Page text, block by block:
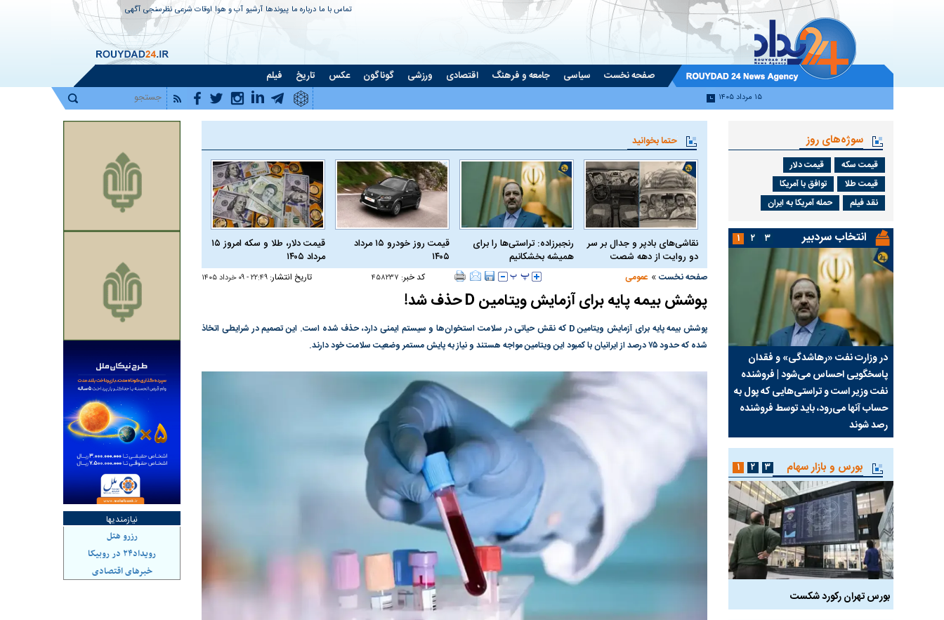
تماس با ما درباره ما پیوندها آرشیو آب و هوا اوقات شرعی نظرسنجی آگهی
صفحه نخست سیاسی جامعه و فرهنگ اقتصادی ورزشی گوناگون عکس تاریخ فیلم
۱۵ مرداد ۱۴۰۵
حتما بخوانید
نقاشی‌های بادپر و جدال بر سر
دو روایت از دهه شصت
رنجبرزاده: تراستی‌ها را برای
همیشه بخشکانیم
قیمت روز خودرو ۱۵ مرداد
۱۴۰۵
قیمت دلار، طلا و سکه امروز ۱۵
مرداد ۱۴۰۵
صفحه نخست » عمومی کد خبر: ۴۵۸۲۳۷ تاریخ انتشار: ۲۲:۴۹ - ۰۹ خرداد ۱۴۰۵
پوشش بیمه پایه برای آزمایش ویتامین D حذف شد!
پوشش بیمه پایه برای آزمایش ویتامین D که نقش حیاتی در سلامت استخوان‌ها و سیستم ایمنی دارد، حذف شده است. این تصمیم در شرایطی اتخاذ
شده که حدود ۷۵ درصد از ایرانیان با کمبود این ویتامین مواجه هستند و نیاز به پایش مستمر وضعیت سلامت خود دارند.
سوژه‌های روز
قیمت سکه
قیمت دلار
قیمت طلا
توافق با آمریکا
نقد فیلم
حمله آمریکا به ایران
انتخاب سردبیر
در وزارت نفت «رهاشدگی» و فقدان
پاسخگویی احساس می‌شود | فروشنده
نفت وزیر است و تراستی‌هایی که پول به
حساب آنها می‌رود، باید توسط فروشنده
رصد شوند
نابودی محور مقاومت تعبیر نشد؟ | پشت
پرده تجارت پهپاد‌ ۱۵۰۰ دلاری که
کمپین نه به اعدام
پاسخگویی احساس می‌شود | فروشنده
حساب آنها می‌رود، باید توسط فروشنده
رصد شوند
چرا رویای آمریکایی سرنگونی رژیم و
نابودی محور مقاومت تعبیر نشد؟ | پشت
پرده تجارت پهپاد‌ ۱۵۰۰ دلاری که
واشنگتن را زمین زد
۱ ۲ ۳
بورس و بازار سهام
بورس تهران رکورد شکست بورس تهران رکورد شکست سیگنال مثبت دیپلماسی به بورس
۱ ۲ ۳
نیازمندیها
رزرو هتل
رویداد۲۴ در روبیکا
خبرهای اقتصادی